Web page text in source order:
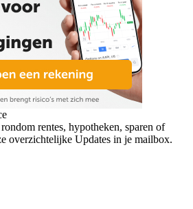
rentes, hypotheken, sparen of
overzichtelijke Updates in je mailbox.